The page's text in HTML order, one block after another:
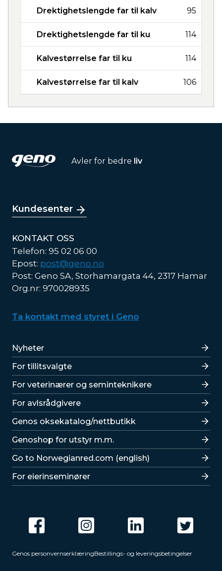
Drektighetslengde far til kalv 95
Drektighetslengde far til ku 114
Kalvestørrelse far til ku 114
Kalvestørrelse far til kalv 106
Avler for bedre liv
Kundesenter
KONTAKT OSS
Telefon: 95 02 06 00
Epost: post@geno.no
Post: Geno SA, Storhamargata 44, 2317 Hamar
Org.nr: 970028935
Ta kontakt med styret i Geno
Lenker
Nyheter
For tillitsvalgte
For veterinærer og seminteknikere
For avlsrådgivere
Lenker
Genos oksekatalog/nettbutikk
Genoshop for utstyr m.m.
Go to Norwegianred.com (english)
For eierinseminører
Genos personvernserklæringBestillings- og leveringsbetingelser